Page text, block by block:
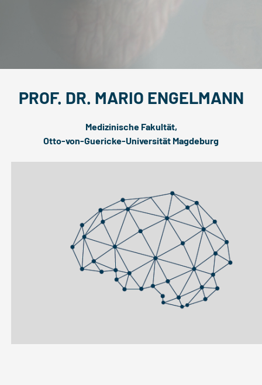
PROF. DR. MARIO ENGELMANN
Medizinische Fakultät,
Otto-von-Guericke-Universität Magdeburg